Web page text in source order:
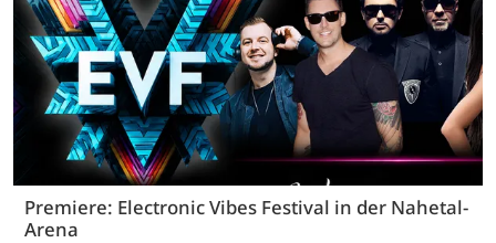
Premiere: Electronic Vibes Festival in der Nahetal-
Arena